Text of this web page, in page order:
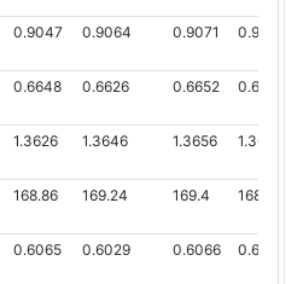
0.9047 0.9064 0.9071 0.9046
0.6648 0.6626 0.6652 0.6622
1.3626 1.3646 1.3656 1.3625
168.86 169.24 169.4 168.82
0.6065 0.6029 0.6066 0.6029